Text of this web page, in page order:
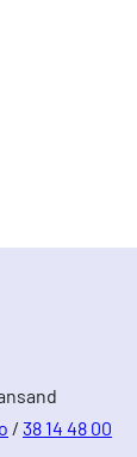
/ 38 14 48 00